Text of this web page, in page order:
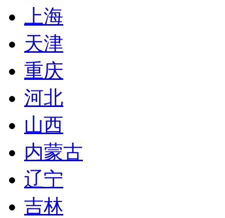
上海
天津
重庆
河北
山西
内蒙古
辽宁
吉林